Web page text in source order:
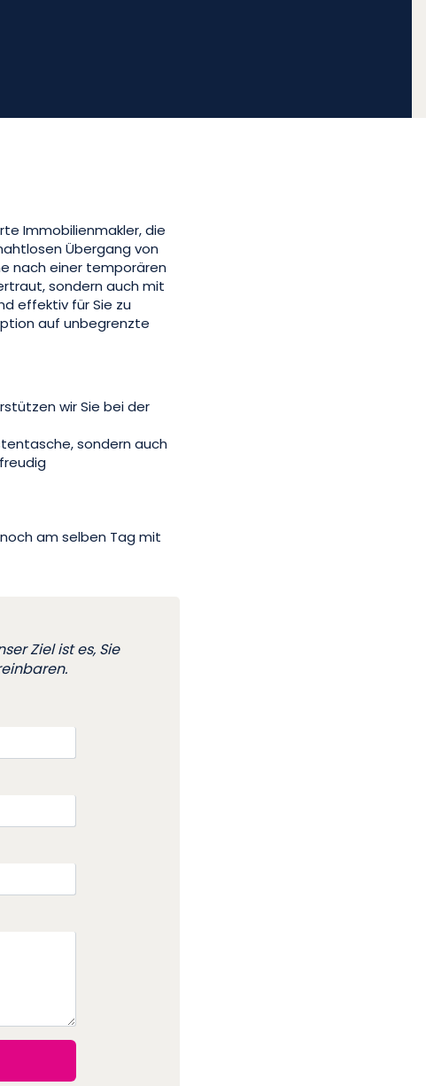
Immobilienmakler, die
Übergang von
nach einer temporären
sondern auch mit
effektiv für Sie zu
auf unbegrenzte
wir Sie bei der
sondern auch
am selben Tag mit
Ziel ist es, Sie